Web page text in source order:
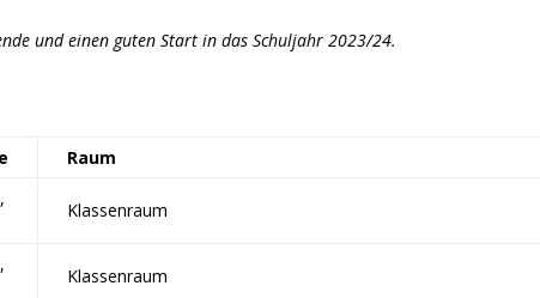
und einen guten Start in das Schuljahr 2023/24.
Raum
Klassenraum
Klassenraum